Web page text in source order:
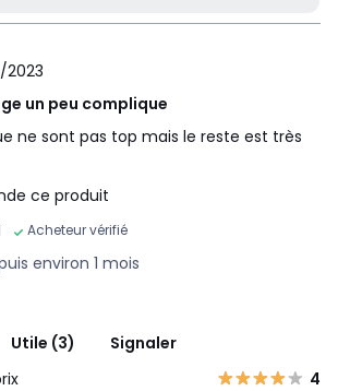
2023
un peu complique
ne sont pas top mais le reste est très
ce produit
Acheteur vérifié
environ 1 mois
Utile (3)
Signaler
4